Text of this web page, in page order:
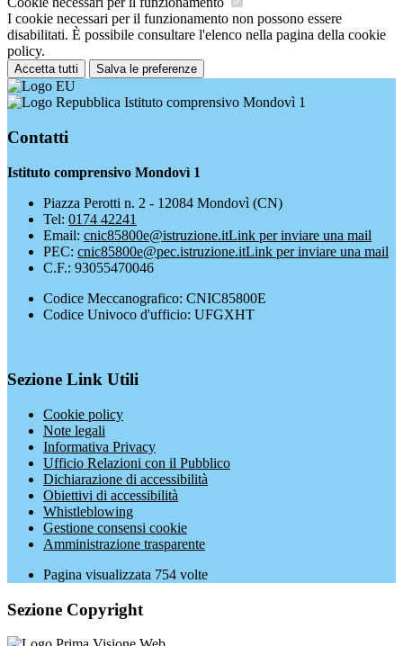
I cookie necessari per il funzionamento non possono essere
disabilitati. È possibile consultare l'elenco nella pagina della cookie
policy.
Accetta tutti Salva le preferenze
Istituto comprensivo Mondovì 1
Contatti
Istituto comprensivo Mondovì 1
Piazza Perotti n. 2 - 12084 Mondovì (CN)
Tel: 0174 42241
Email: cnic85800e@istruzione.itLink per inviare una mail
PEC: cnic85800e@pec.istruzione.itLink per inviare una mail
C.F.: 93055470046
Codice Meccanografico: CNIC85800E
Codice Univoco d'ufficio: UFGXHT
Sezione Link Utili
Cookie policy
Note legali
Informativa Privacy
Ufficio Relazioni con il Pubblico
Dichiarazione di accessibilità
Obiettivi di accessibilità
Whistleblowing
Gestione consensi cookie
Amministrazione trasparente
Pagina visualizzata 754 volte
Sezione Copyright